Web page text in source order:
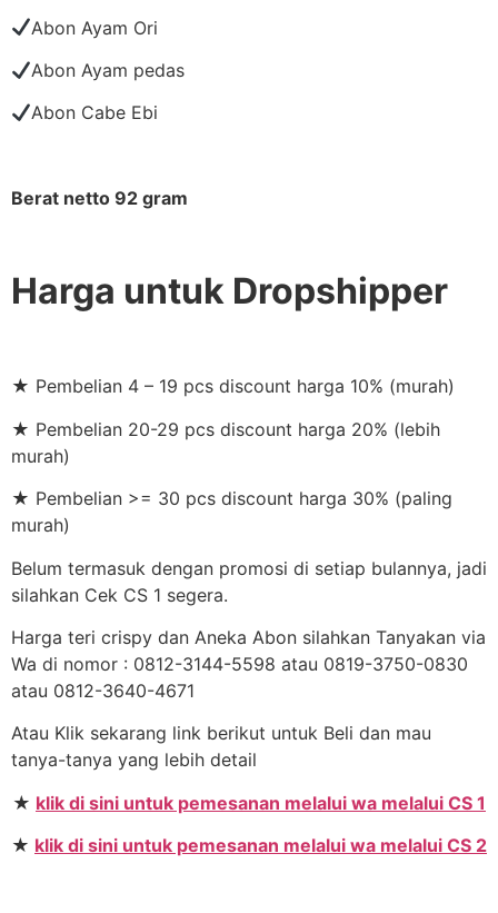
Abon Ayam Ori
Abon Ayam pedas
Abon Cabe Ebi
Berat netto 92 gram
Harga untuk Dropshipper
★ Pembelian 4 – 19 pcs discount harga 10% (murah)
★ Pembelian 20-29 pcs discount harga 20% (lebih
murah)
★ Pembelian >= 30 pcs discount harga 30% (paling
murah)
Belum termasuk dengan promosi di setiap bulannya, jadi
silahkan Cek CS 1 segera.
Harga teri crispy dan Aneka Abon silahkan Tanyakan via
Wa di nomor : 0812-3144-5598 atau 0819-3750-0830
atau 0812-3640-4671
Atau Klik sekarang link berikut untuk Beli dan mau
tanya-tanya yang lebih detail
★ klik di sini untuk pemesanan melalui wa melalui CS 1
★ klik di sini untuk pemesanan melalui wa melalui CS 2